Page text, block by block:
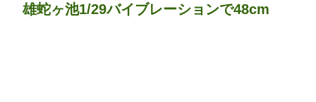
雄蛇ヶ池1/29バイブレーションで48cm